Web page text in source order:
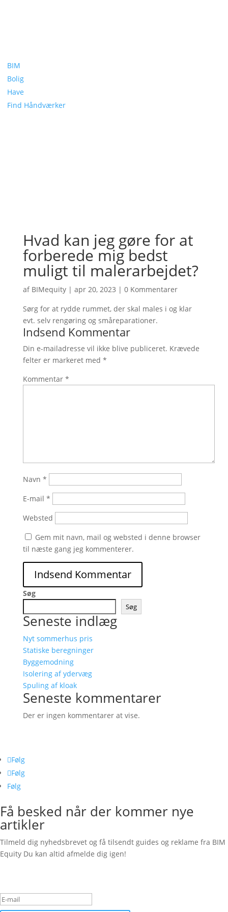
BIM
Bolig
Have
Find Håndværker
Hvad kan jeg gøre for at
forberede mig bedst
muligt til malerarbejdet?
af BIMequity| apr 20, 2023 | 0 Kommentarer
Sørg for at rydde rummet, der skal males i og klar
evt. selv rengøring og småreparationer.
Indsend Kommentar
Din e-mailadresse vil ikke blive publiceret. Krævede
felter er markeret med *
Kommentar *
Navn *
E-mail *
Websted
Gem mit navn, mail og websted i denne browser
til næste gang jeg kommenterer.
Søg
Søg
Seneste indlæg
Nyt sommerhus pris
Statiske beregninger
Byggemodning
Isolering af ydervæg
Spuling af kloak
Seneste kommentarer
Der er ingen kommentarer at vise.
Følg
Følg
Følg
Få besked når der kommer nye
artikler
Tilmeld dig nyhedsbrevet og få tilsendt guides og reklame fra BIM
Equity Du kan altid afmelde dig igen!